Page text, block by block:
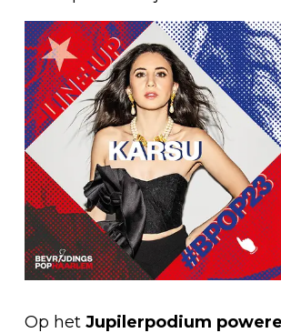
Op het Jupilerpodium